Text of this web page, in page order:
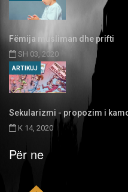
Fëmija musliman dhe prifti
SH 03, 2020
Sekularizmi - propozim i
K 14, 2020
ARTIKUJ
Për ne